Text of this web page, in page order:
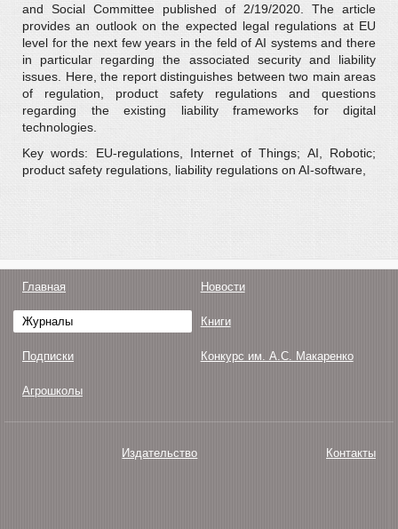
and Social Committee published of 2/19/2020. The article
provides an outlook on the expected legal regulations at EU
level for the next few years in the feld of AI systems and there
in particular regarding the associated security and liability
issues. Here, the report distinguishes between two main areas
of regulation, product safety regulations and questions
regarding the existing liability frameworks for digital
technologies.
Key words: EU-regulations, Internet of Things; AI, Robotic;
product safety regulations, liability regulations on AI-software,
Главная Новости
Журналы Книги
Подписки Конкурс им. А.С. Макаренко
Агрошколы
Издательство Контакты